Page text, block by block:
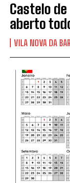
Castelo
aberto
VILA NOVA DA